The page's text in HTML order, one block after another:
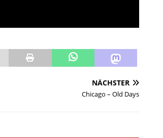
NÄCHSTER
Chicago – Old Days